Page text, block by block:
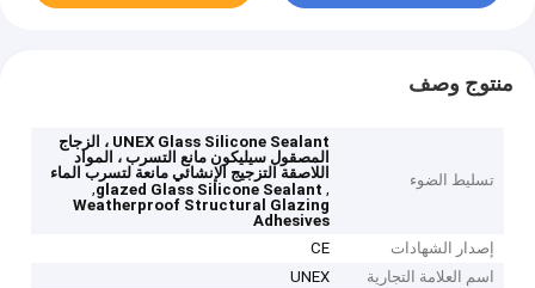
منتوج وصف
تسليط الضوء
UNEX Glass Silicone Sealant ، الزجاج
المصقول سيليكون مانع التسرب ، المواد
اللاصقة التزجيج الإنشائي مانعة لتسرب الماء
,
glazed Glass Silicone Sealant
,
Weatherproof Structural Glazing
Adhesives
إصدار الشهادات
CE
اسم العلامة التجارية
UNEX